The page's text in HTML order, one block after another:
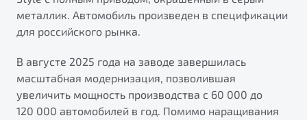
от 1 699 990 ₽*
Обзор В наличии
автомобиля Belgee
Подробно
металлик. Автомобиль произведен в спецификации
для российского рынка.
В августе 2025 года на заводе завершилась
масштабная модернизация, позволившая
увеличить мощность производства с 60 000 до
120 000 автомобилей в год. Помимо наращивания